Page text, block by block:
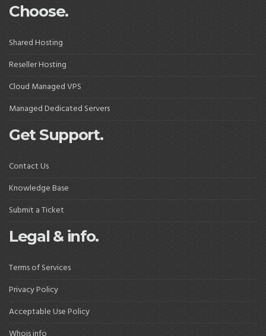
Choose.
Shared Hosting
Reseller Hosting
Cloud Managed VPS
Managed Dedicated Servers
Get Support.
Contact Us
Knowledge Base
Submit a Ticket
Legal & info.
Terms of Services
Privacy Policy
Acceptable Use Policy